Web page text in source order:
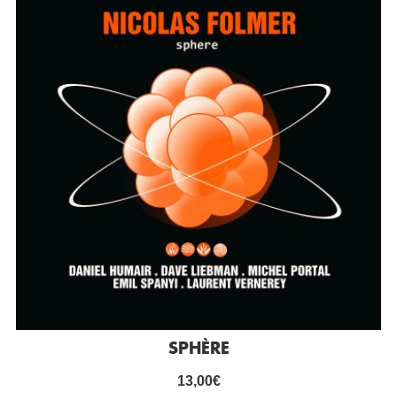
SPHÈRE
13,00€